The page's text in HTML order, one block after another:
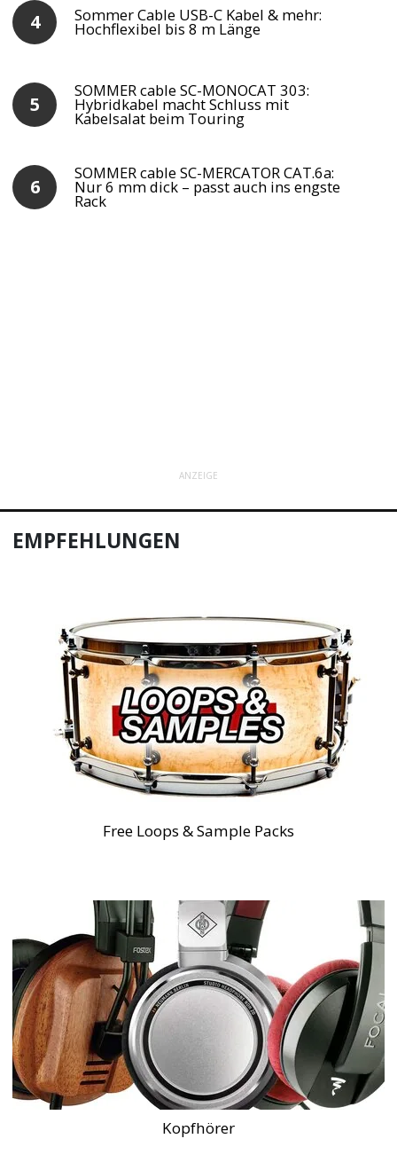
Sommer Cable USB-C Kabel & mehr:
Hochflexibel bis 8 m Länge
SOMMER cable SC-MONOCAT 303:
Hybridkabel macht Schluss mit
Kabelsalat beim Touring
SOMMER cable SC-MERCATOR CAT.6a:
Nur 6 mm dick – passt auch ins engste
Rack
ANZEIGE
EMPFEHLUNGEN
Free Loops & Sample Packs
Kopfhörer